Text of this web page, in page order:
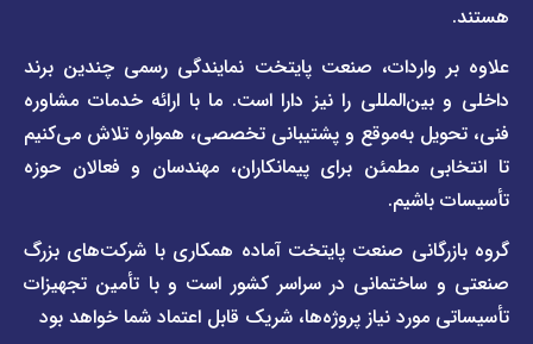
صنعت پایتخت نمایندگی رسمی چندین برند
را نیز دارا است. ما با ارائه خدمات مشاوره
به‌موقع و پشتیبانی تخصصی، همواره تلاش می‌کنیم
مطمئن برای پیمانکاران، مهندسان و فعالان حوزه
صنعت پایتخت آماده همکاری با شرکت‌های بزرگ
در سراسر کشور است و با تأمین تجهیزات
نیاز پروژه‌ها، شریک قابل اعتماد شما خواهد بود
پول